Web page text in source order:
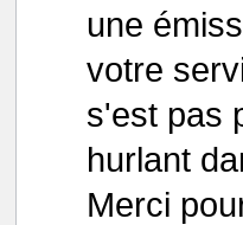
une
votre
s'est pas
hurlant
Merci